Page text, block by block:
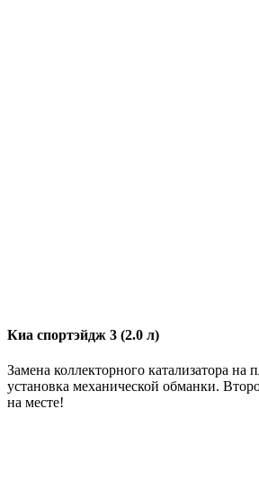
Киа спортэйдж 3 (2.0 л)
Замена коллекторного катализатора на
установка механической обманки.
на месте!